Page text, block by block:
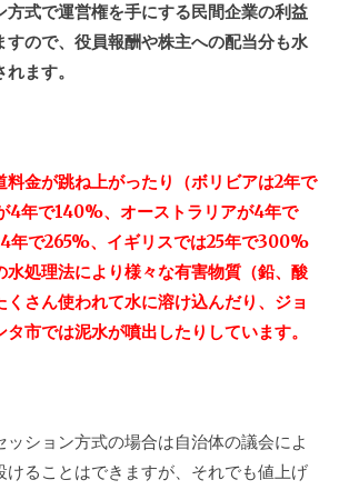
方式で運営権を手にする民間企業の利益
すので、役員報酬や株主への配当分も水
ます。
料金が跳ね上がったり（ボリビアは2年で
4年で140%、オーストラリアが4年で
年で265%、イギリスでは25年で300%
水処理法により様々な有害物質（鉛、酸
さん使われて水に溶け込んだり、ジョ
市では泥水が噴出したりしています。
ッション方式の場合は自治体の議会によ
けることはできますが、それでも値上げ